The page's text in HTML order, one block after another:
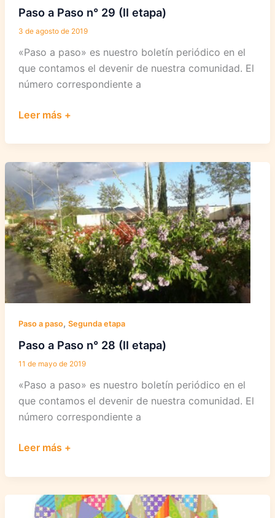
Paso a Paso n° 29 (II etapa)
3 de agosto de 2019
«Paso a paso» es nuestro boletín periódico en el
que contamos el devenir de nuestra comunidad. El
número correspondiente a
Paso
Paso
n°
29
(II
etapa)
Leer más +
Paso a paso, Segunda etapa
Paso a Paso n° 28 (II etapa)
11 de mayo de 2019
«Paso a paso» es nuestro boletín periódico en el
que contamos el devenir de nuestra comunidad. El
número correspondiente a
Paso
Paso
n°
Leer más +